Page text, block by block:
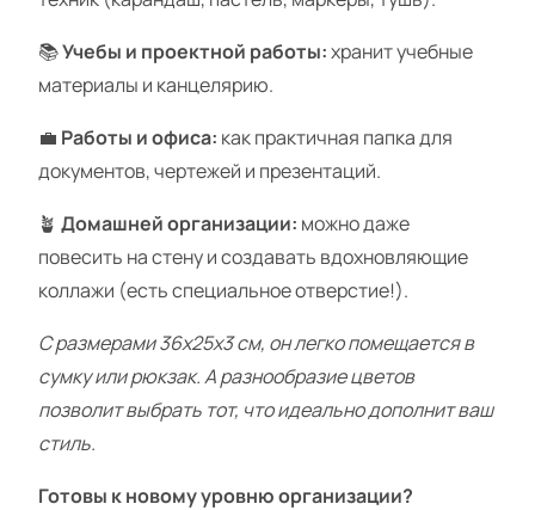
📚Учебы и проектной работы:хранит учебные
материалы и канцелярию.
💼 Работы и офиса: как практичная папка для
документов, чертежей и презентаций.
🪴 Домашней организации: можно даже
повесить на стену и создавать вдохновляющие
коллажи (есть специальное отверстие!).
С размерами 36х25х3 см, он легко помещается в
сумку или рюкзак. А разнообразие цветов
позволит выбрать тот, что идеально дополнит ваш
стиль.
Готовы к новому уровню организации?